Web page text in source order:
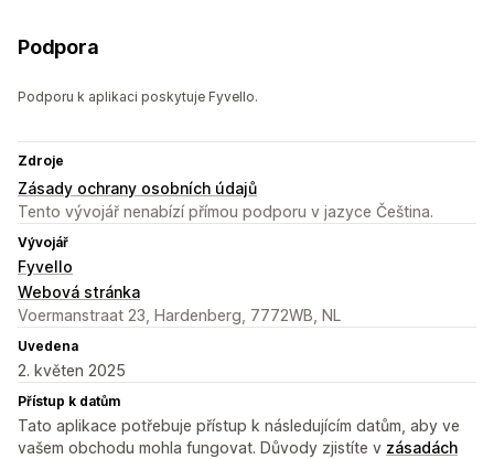
Podpora
Podporu k aplikaci poskytuje Fyvello.
Zdroje
Zásady ochrany osobních údajů
Tento vývojář nenabízí přímou podporu v jazyce Čeština.
Vývojář
Fyvello
Webová stránka
Voermanstraat 23, Hardenberg, 7772WB, NL
Uvedena
2. květen 2025
Přístup k datům
Tato aplikace potřebuje přístup k následujícím datům, aby ve
vašem obchodu mohla fungovat. Důvody zjistíte v zásadách